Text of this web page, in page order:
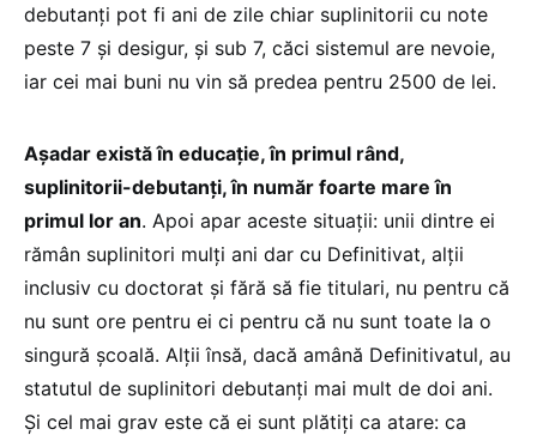
debutanți pot fi ani de zile chiar suplinitorii cu note
peste 7 și desigur, și sub 7, căci sistemul are nevoie,
iar cei mai buni nu vin să predea pentru 2500 de lei.
Așadar există în educație, în primul rând,
suplinitorii-debutanți, în număr foarte mare în
primul lor an. Apoi apar aceste situații: unii dintre ei
rămân suplinitori mulți ani dar cu Definitivat, alții
inclusiv cu doctorat și fără să fie titulari, nu pentru că
nu sunt ore pentru ei ci pentru că nu sunt toate la o
singură școală. Alții însă, dacă amână Definitivatul, au
statutul de suplinitori debutanți mai mult de doi ani.
Și cel mai grav este că ei sunt plătiți ca atare: ca